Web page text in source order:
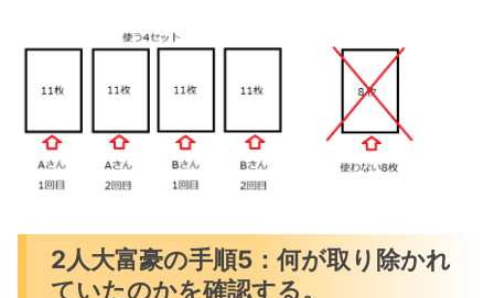
2人大富豪の手順5：何が取り除かれ
ていたのかを確認する。